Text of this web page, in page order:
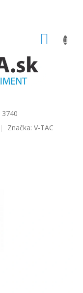
3740
Značka: V-TAC